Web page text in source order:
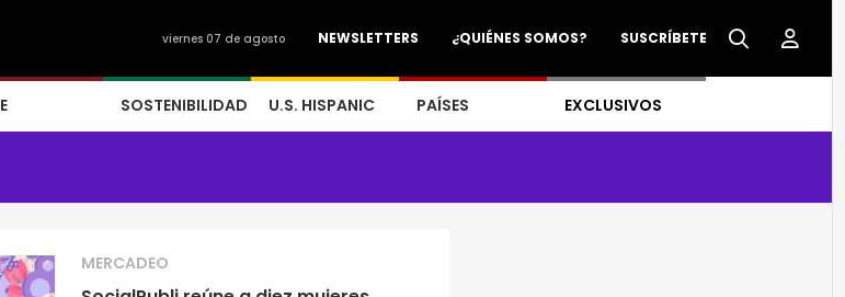
SUSCRÍBETE
¿QUIÉNES SOMOS?
NEWSLETTERS
viernes 07 de agosto
SOSTENIBILIDAD U.S. HISPANIC PAÍSES EXCLUSIVOS
MERCADEO